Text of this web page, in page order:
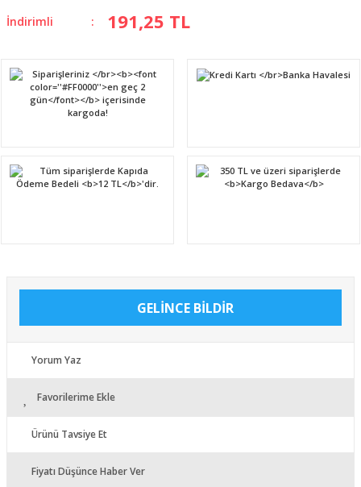
İndirimli 191,25 TL
GELİNCE BİLDİR
Yorum Yaz
Favorilerime Ekle
Ürünü Tavsiye Et
Fiyatı Düşünce Haber Ver